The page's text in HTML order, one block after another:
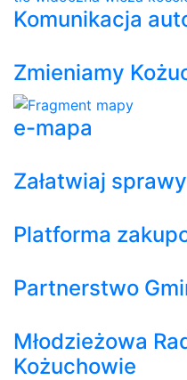
Komunikacja
Zmieniamy
e-mapa
Załatwiaj
Platforma
Partnerstwo
Młodzieżowa
Kożuchowie